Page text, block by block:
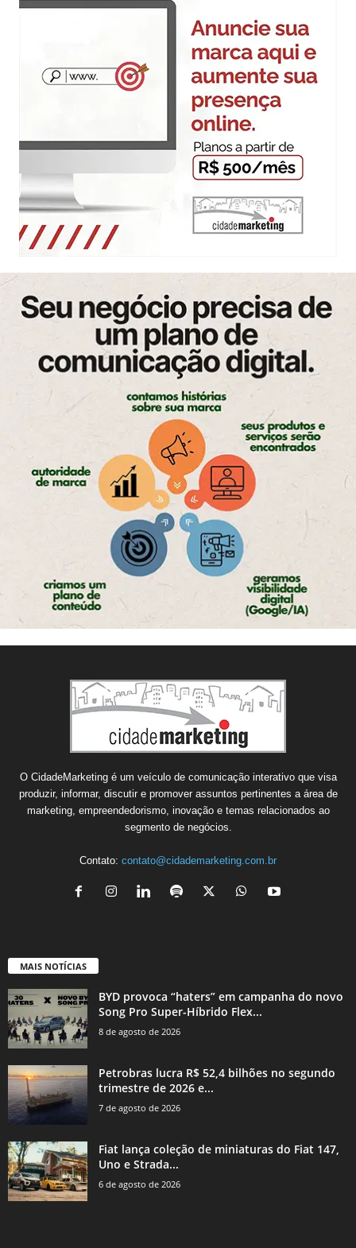
O CidadeMarketing é um veículo de comunicação interativo que visa
produzir, informar, discutir e promover assuntos pertinentes a área de
marketing, empreendedorismo, inovação e temas relacionados ao
segmento de negócios.
Contato: contato@cidademarketing.com.br
MAIS NOTÍCIAS
BYD provoca “haters” em campanha do novo
Song Pro Super-Híbrido Flex...
8 de agosto de 2026
Petrobras lucra R$ 52,4 bilhões no segundo
trimestre de 2026 e...
7 de agosto de 2026
Fiat lança coleção de miniaturas do Fiat 147,
Uno e Strada...
6 de agosto de 2026